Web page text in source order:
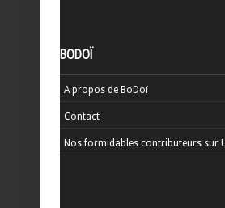
BODOÏ
A propos de BoDoï
Contact
Nos formidables contributeurs sur